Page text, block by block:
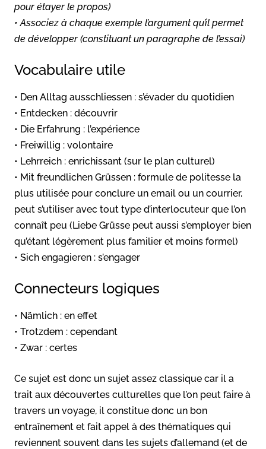
pour étayer le propos)
• Associez à chaque exemple l’argument qu’il permet
de développer (constituant un paragraphe de l’essai)
Vocabulaire utile
• Den Alltag ausschliessen : s’évader du quotidien
• Entdecken : découvrir
• Die Erfahrung : l’expérience
• Freiwillig : volontaire
• Lehrreich : enrichissant (sur le plan culturel)
• Mit freundlichen Grüssen : formule de politesse la
plus utilisée pour conclure un email ou un courrier,
peut s’utiliser avec tout type d’interlocuteur que l’on
connaît peu (Liebe Grüsse peut aussi s’employer bien
qu’étant légèrement plus familier et moins formel)
• Sich engagieren : s’engager
Connecteurs logiques
• Nämlich : en effet
• Trotzdem : cependant
• Zwar : certes
Ce sujet est donc un sujet assez classique car il a
trait aux découvertes culturelles que l’on peut faire à
travers un voyage, il constitue donc un bon
entraînement et fait appel à des thématiques qui
reviennent souvent dans les sujets d’allemand (et de